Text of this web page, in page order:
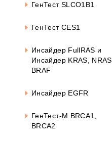
ГенТест SLCO1B1
ГенТест CES1
Инсайдер FullRAS и
Инсайдер KRAS, NRAS,
BRAF
Инсайдер EGFR
ГенТест-М BRCA1,
BRCA2